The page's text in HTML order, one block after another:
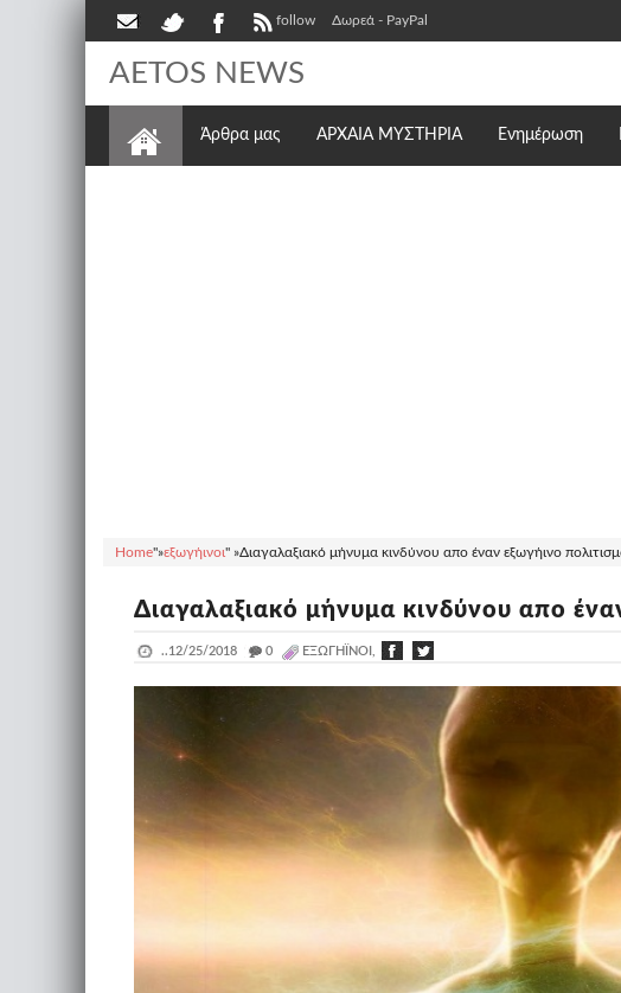
follow Δωρεά - PayPal
AETOS NEWS
Άρθρα μας ΑΡΧΑΙΑ ΜΥΣΤΗΡΙΑ Ενημέρωση
Home"»εξωγήινοι" »Διαγαλαξιακό μήνυμα κινδύνου απο έναν εξωγήινο
Διαγαλαξιακό μήνυμα κινδύνου απο
..12/25/2018 _ 0 ΕΞΩΓΉΙΝΟΙ,